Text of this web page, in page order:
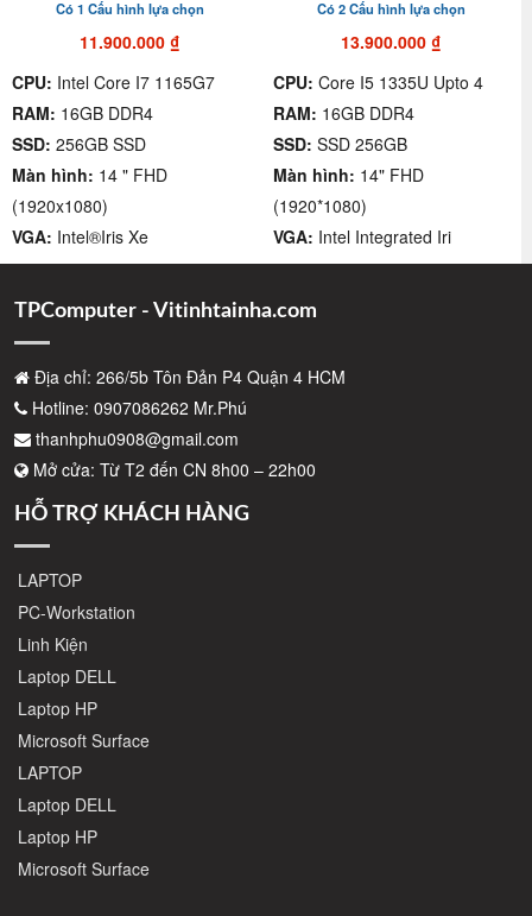
SSD 256GB|14.0″ FHD giá rẻ
Quận 4
Có 1 Cấu hình lựa chọn
11.900.000₫
CPU: Intel Core I7 1165G7
RAM: 16GB DDR4
SSD: 256GB SSD
Màn hình: 14 " FHD
(1920x1080)
VGA: Intel®Iris Xe
FHD giá rẻ quận 4
Có 2 Cấu hình lựa chọn
13.900.000 ₫
CPU: Core I5 1335U Upto 4
RAM: 16GB DDR4
SSD: SSD 256GB
Màn hình: 14" FHD
(1920*1080)
VGA: Intel Integrated Iri
TPComputer - Vitinhtainha.com
Địa chỉ: 266/5b Tôn Đản P4 Quận 4 HCM
Hotline: 0907086262 Mr.Phú
thanhphu0908@gmail.com
Mở cửa: Từ T2 đến CN 8h00 – 22h00
HỖ TRỢ KHÁCH HÀNG
LAPTOP
PC-Workstation
Linh Kiện
Laptop DELL
Laptop HP
Microsoft Surface
LAPTOP
Laptop DELL
Laptop HP
Microsoft Surface